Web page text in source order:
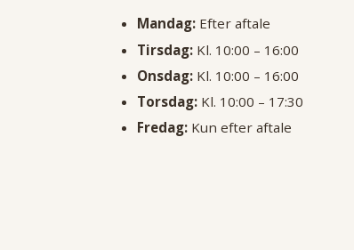
Mandag: Efter aftale
Tirsdag: Kl. 10:00 – 16:00
Onsdag: Kl. 10:00 – 16:00
Torsdag: Kl. 10:00 – 17:30
Fredag: Kun efter aftale